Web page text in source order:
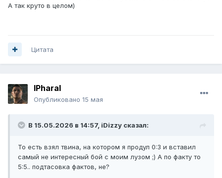
А так круто в целом)
Цитата
lPharal
Опубликовано 15 мая
В 15.05.2026 в 14:57, iDizzy сказал:
То есть взял твина, на котором я продул 0:3 и вставил
самый не интересный бой с моим лузом ;) А по факту то
5:5.. подтасовка фактов, не?